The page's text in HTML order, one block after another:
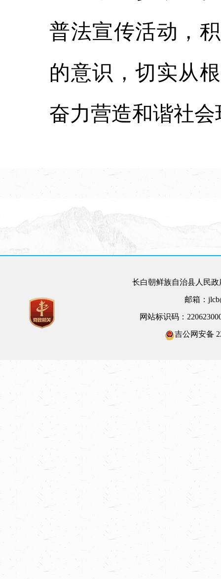
普法宣传活动，
的意识，切实从
奋力营造和谐社
长白朝鲜族自治县人民
邮箱：
网站标识码：
吉公网安备